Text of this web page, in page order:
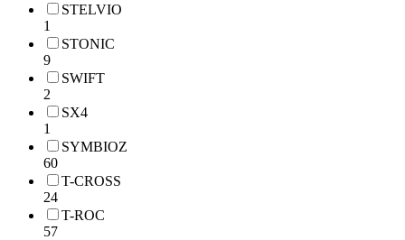
STELVIO
1
STONIC
9
SWIFT
2
SX4
1
SYMBIOZ
60
T-CROSS
24
T-ROC
57